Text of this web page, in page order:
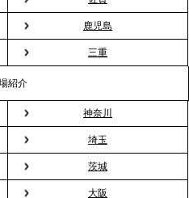
2026年、春の親睦は「花
厚生としても注目され
験
「室内お花見」の法人利
ィスに桜が届く福利厚生
鹿児島
三重
紹介
神奈川
埼玉
茨城
大阪